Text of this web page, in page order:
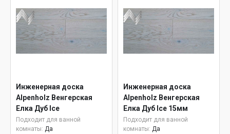
Инженерная доска
Alpenholz Венгерская
Елка Дуб Ice
Подходит для ванной
комнаты: Да
Инженерная доска
Alpenholz Венгерская
Елка Дуб Ice 15мм
Подходит для ванной
комнаты: Да